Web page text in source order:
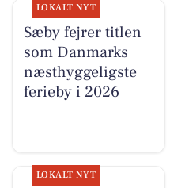
LOKALT NYT
Sæby fejrer titlen
som Danmarks
næsthyggeligste
ferieby i 2026
LOKALT NYT